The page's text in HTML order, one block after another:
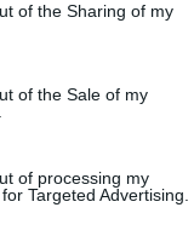
of the Sharing of my
of the Sale of my
of processing my
Targeted Advertising.
állatok
szolgálati